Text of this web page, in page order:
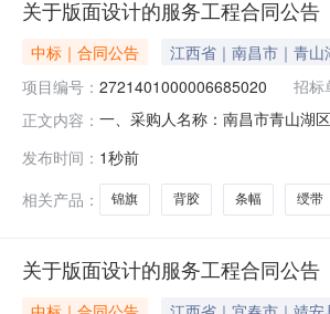
关于版面设计的服务工程合同公告
中标｜合同公告 江西省｜南昌市｜青山
项目编号： 2721401000006685020 招标
正文内容： 一、采购人名称：南昌市青山湖
1.0014611461服务要求或标的
发布时间： 1秒前
相关产品：
锦旗 背胶 条幅 绶带
关于版面设计的服务工程合同公告